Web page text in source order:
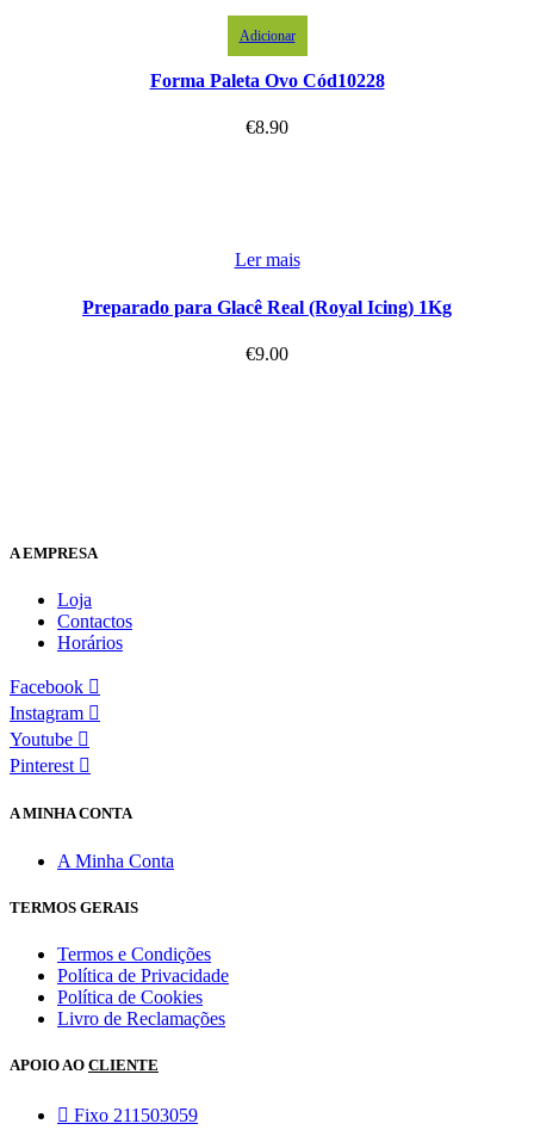
Adicionar
Forma Paleta Ovo Cód10228
€8.90
Ler mais
Preparado para Glacê Real (Royal Icing) 1Kg
€9.00
A EMPRESA
Loja
Contactos
Horários
Facebook
Instagram
Youtube
Pinterest
A MINHA CONTA
A Minha Conta
TERMOS GERAIS
Termos e Condições
Política de Privacidade
Política de Cookies
Livro de Reclamações
APOIO AO CLIENTE
Fixo 211503059